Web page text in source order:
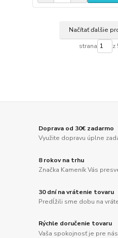
Načítať ďalšie
strana z
Doprava od 30€ zadarmo
Využite dopravu úplne
8 rokov na trhu
Značka Kameník Vás
30 dní na vrátenie tovaru
Predĺžili sme dobu na
Rýchle doručenie tovaru
Vaša spokojnosť je pre